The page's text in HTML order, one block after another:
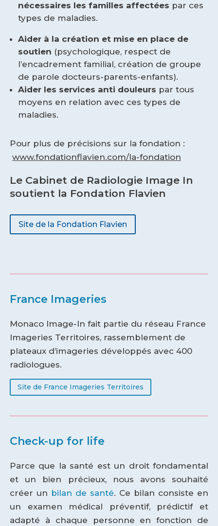
nécessaires les familles affectées par ces
types de maladies.
Aider à la création et mise en place de
soutien (psychologique, respect de
l’encadrement familial, création de groupe
de parole docteurs-parents-enfants).
Aider les services anti douleurs par tous
moyens en relation avec ces types de
maladies.
Pour plus de précisions sur la fondation :
www.fondationflavien.com/la-fondation
Le Cabinet de Radiologie Image In
soutient la Fondation Flavien
Site de la Fondation Flavien
France Imageries
Monaco Image-In fait partie du réseau France
Imageries Territoires, rassemblement de
plateaux d’imageries développés avec 400
radiologues.
Site de France Imageries Territoires
Check-up for life
Parce que la santé est un droit fondamental
et un bien précieux, nous avons souhaité
créer un bilan de santé. Ce bilan consiste en
un examen médical préventif, prédictif et
adapté à chaque personne en fonction de